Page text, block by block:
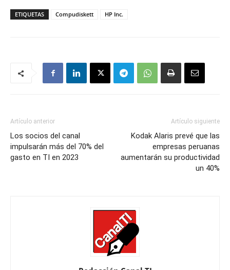
ETIQUETAS Compudiskett HP Inc.
Artículo anterior
Los socios del canal
impulsarán más del 70% del
gasto en TI en 2023
Artículo siguiente
Kodak Alaris prevé que las
empresas peruanas
aumentarán su productividad
un 40%